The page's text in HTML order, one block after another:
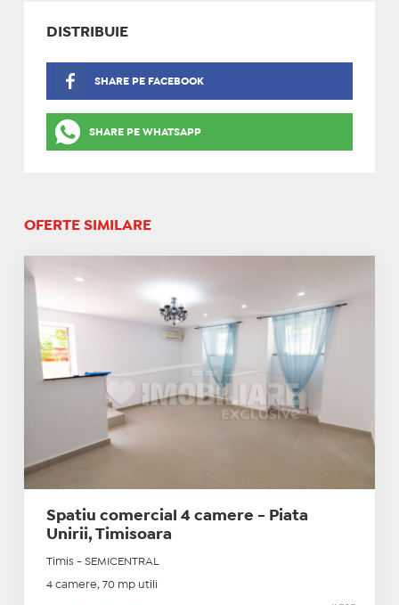
DISTRIBUIE
SHARE PE FACEBOOK
SHARE PE WHATSAPP
OFERTE SIMILARE
Spatiu comercial 4 camere - Piata
Unirii, Timisoara
Timis - SEMICENTRAL
4 camere, 70 mp utili